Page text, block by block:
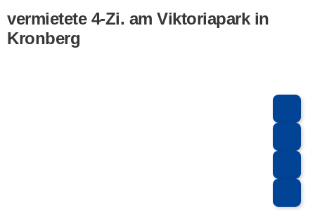
vermietete 4-Zi. am Viktoriapark in
Kronberg